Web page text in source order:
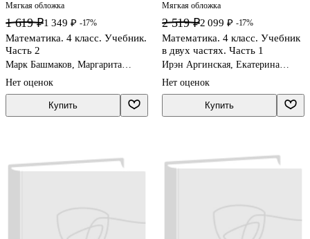
Мягкая обложка
1 619 ₽1 349 ₽ -17%
Математика. 4 класс. Учебник.
Часть 2
Марк Башмаков, Маргарита
Нет оценок
Купить
Мягкая обложка
2 519 ₽2 099 ₽ -17%
Математика. 4 класс. Учебник
в двух частях. Часть 1
Ирэн Аргинская, Екатерина
Кормишина
Нет оценок
Купить